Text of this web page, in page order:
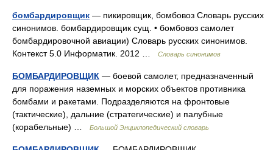
бомбардировщик — пикировщик, бомбовоз Словарь русских
синонимов. бомбардировщик сущ. • бомбовоз самолет
бомбардировочной авиации) Словарь русских синонимов.
Контекст 5.0 Информатик. 2012 …
Словарь синонимов
БОМБАРДИРОВЩИК — боевой самолет, предназначенный
для поражения наземных и морских объектов противника
бомбами и ракетами. Подразделяются на фронтовые
(тактические), дальние (стратегические) и палубные
(корабельные) …
Большой Энциклопедический словарь